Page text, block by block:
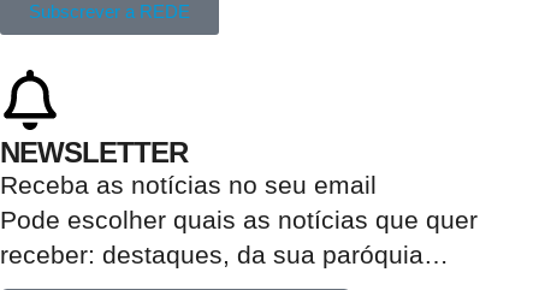
Subscrever a REDE
NEWSLETTER
Receba as notícias no seu email​
Pode escolher quais as notícias que quer
receber: destaques, da sua paróquia…